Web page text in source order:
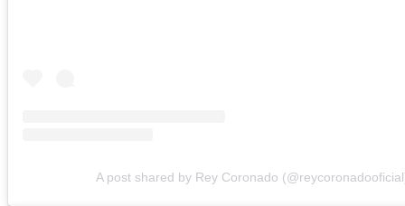
A post shared by Rey Coronado